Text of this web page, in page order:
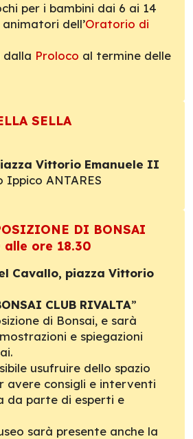
per i bambini dai 6 ai 14
dell’Oratorio di
dalla Proloco al termine delle
SELLA
Vittorio Emanuele II
Ippico ANTARES
DI BONSAI
ore 18.30
Cavallo, piazza Vittorio
CLUB RIVALTA”
di Bonsai, e sarà
e spiegazioni
usufruire dello spazio
avere consigli e interventi
da parte di esperti e
sarà presente anche la